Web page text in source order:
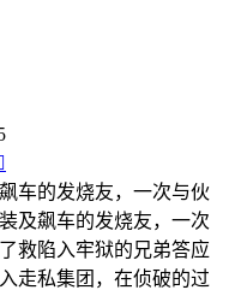
车的发烧友，一次与伙
及飙车的发烧友，一次
救陷入牢狱的兄弟答应
走私集团，在侦破的过